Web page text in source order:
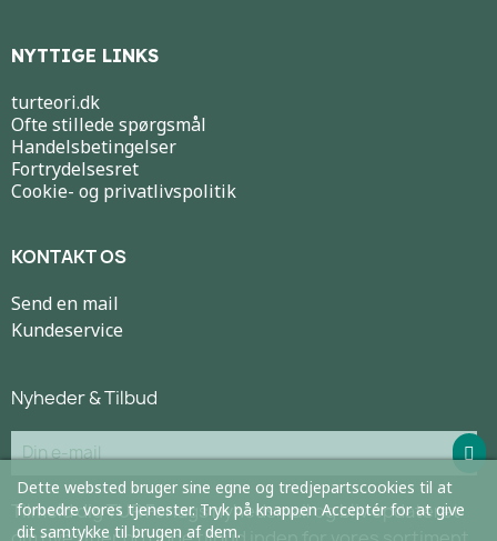
NYTTIGE LINKS
turteori.dk
Ofte stillede spørgsmål
Handelsbetingelser
Fortrydelsesret
Cookie- og privatlivspolitik
KONTAKT OS
Send en mail
Kundeservice
Nyheder & Tilbud
Tilmeld dig TUR Forlags nyhedsmail og bliv opdateret
Dette websted bruger sine egne og tredjepartscookies til at
forbedre vores tjenester. Tryk på knappen Acceptér for at give
dit samtykke til brugen af dem.